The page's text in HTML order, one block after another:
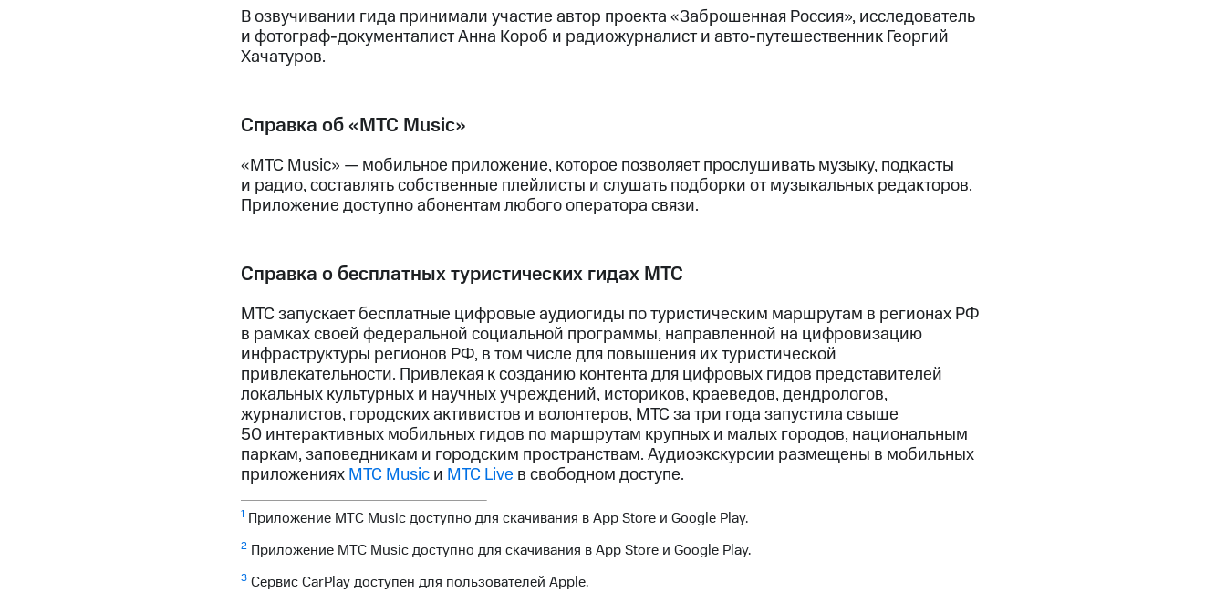
В озвучивании гида принимали участие автор проекта «Заброшенная Россия», исследователь
и фотограф-документалист Анна Короб и радиожурналист и авто-путешественник Георгий
Хачатуров.
Справка об «МТС Music»
«МТС Music» — мобильное приложение, которое позволяет прослушивать музыку, подкасты
и радио, составлять собственные плейлисты и слушать подборки от музыкальных редакторов.
Приложение доступно абонентам любого оператора связи.
Справка о бесплатных туристических гидах МТС
МТС запускает бесплатные цифровые аудиогиды по туристическим маршрутам в регионах РФ
в рамках своей федеральной социальной программы, направленной на цифровизацию
инфраструктуры регионов РФ, в том числе для повышения их туристической
привлекательности. Привлекая к созданию контента для цифровых гидов представителей
локальных культурных и научных учреждений, историков, краеведов, дендрологов,
журналистов, городских активистов и волонтеров, МТС за три года запустила свыше
50 интерактивных мобильных гидов по маршрутам крупных и малых городов, национальным
паркам, заповедникам и городским пространствам. Аудиоэкскурсии размещены в мобильных
приложенияхМТС Musicи МТС Live в свободном доступе.
1 Приложение МТС Music доступно для скачивания в App Store и Google Play.
2 Приложение МТС Music доступно для скачивания в App Store и Google Play.
3 Сервис CarPlay доступен для пользователей Apple.